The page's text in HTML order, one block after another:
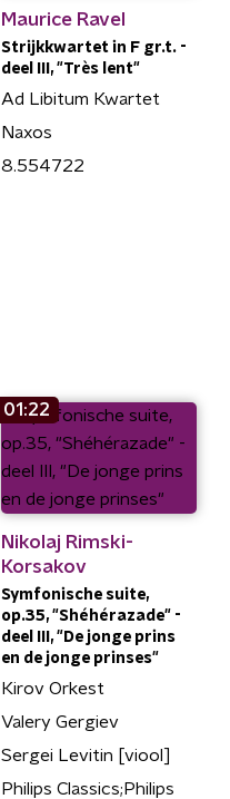
Maurice Ravel
Strijkkwartet in F gr.t. -
deel III, "Très lent"
Ad Libitum Kwartet
Naxos
8.554722
01:22
Nikolaj Rimski-
Korsakov
Symfonische suite,
op.35, "Shéhérazade" -
deel III, "De jonge prins
en de jonge prinses"
Kirov Orkest
Valery Gergiev
Sergei Levitin [viool]
Philips Classics;Philips